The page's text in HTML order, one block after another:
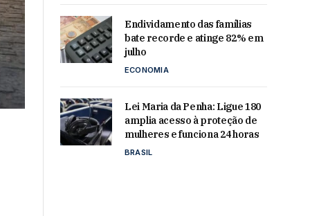
Endividamento das famílias
bate recorde e atinge 82% em
julho
ECONOMIA
Lei Maria da Penha: Ligue 180
amplia acesso à proteção de
mulheres e funciona 24 horas
BRASIL